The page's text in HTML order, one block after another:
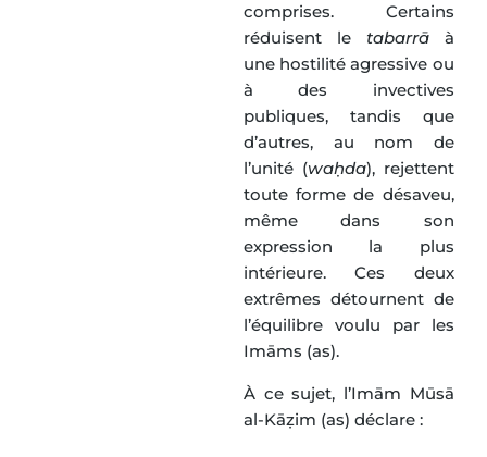
comprises. Certains
réduisent le tabarrāà
une hostilité agressive ou
à des invectives
publiques, tandis que
d’autres, au nom de
l’unité (waḥda), rejettent
toute forme de désaveu,
même dans son
expression la plus
intérieure. Ces deux
extrêmes détournent de
l’équilibre voulu par les
Imāms (as).
À ce sujet, l’Imām Mūsā
al-Kāẓim (as) déclare :